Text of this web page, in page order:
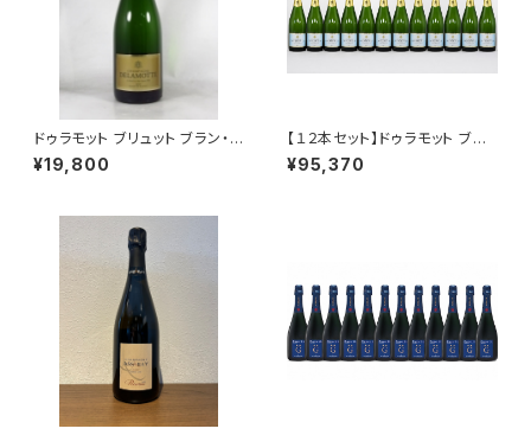
ドゥラモット ブリュット ブラン・
ド・ブラン 2018 750ml
¥19,800
【１２本セット】ドゥラモット ブリ
ュット NV シャンパーニュ 750
ml
¥95,370